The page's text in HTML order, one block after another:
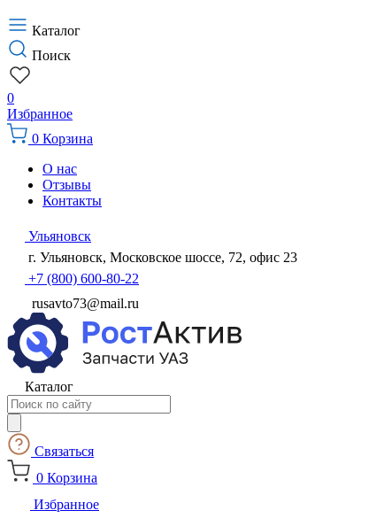
Каталог
Поиск
0
Избранное
0 Корзина
О нас
Отзывы
Контакты
Ульяновск
г. Ульяновск, Московское шоссе, 72, офис 23
+7 (800) 600-80-22
rusavto73@mail.ru
Каталог
Поиск
товаров
Связаться
0 Корзина
Избранное